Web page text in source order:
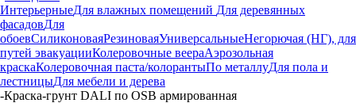
ИнтерьерныеДля влажных помещений Для деревянных
фасадовДля
обоевСиликоноваяРезиноваяУниверсальныеНегорючая (НГ), для
путей эвакуацииКолеровочные веераАэрозольная
краскаКолеровочная паста/колорантыПо металлуДля пола и
лестницыДля мебели и дерева
-Краска-грунт DALI по OSB армированная